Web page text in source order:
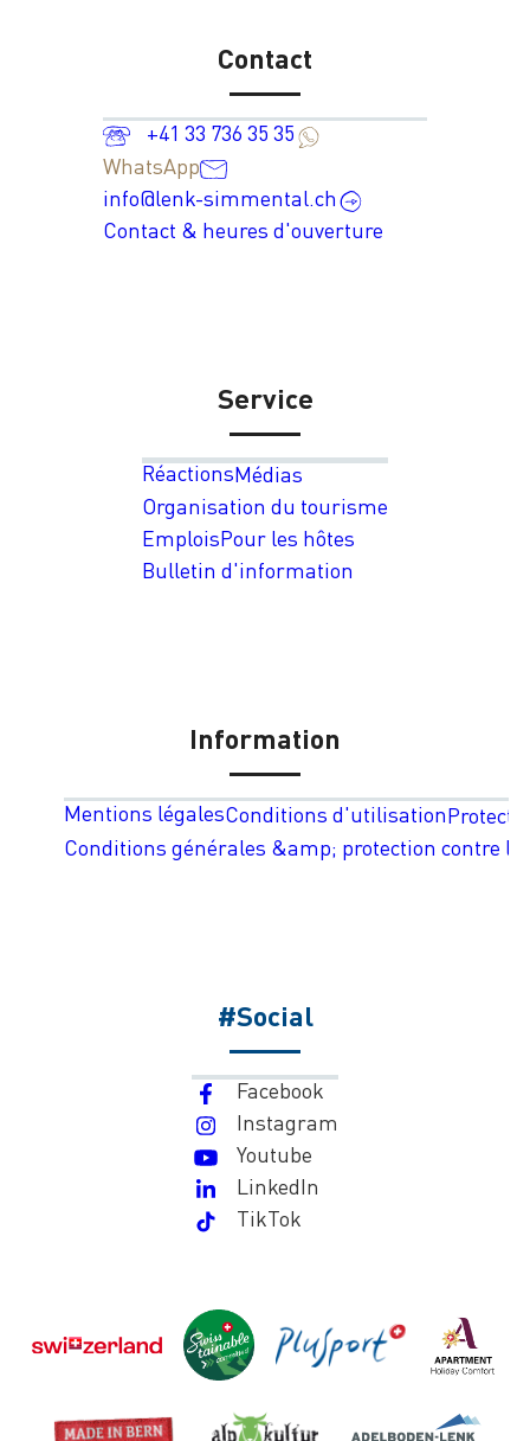
Contact
+41 33 736 35 35
WhatsApp
info@lenk-simmental.ch
Contact & heures d'ouverture
Service
RéactionsMédias
Organisation du tourisme
EmploisPour les hôtes
Bulletin d'information
Information
Mentions légalesConditions d'utilisation
Conditions générales &amp; protection contre
#Social
Facebook
Instagram
Youtube
LinkedIn
TikTok